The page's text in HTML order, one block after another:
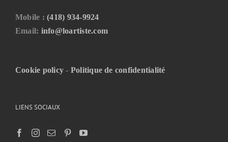
Mobile :(418) 934-9924
Email: info@loartiste.com
Cookie policy - Politique de confidentialité
LIENS SOCIAUX